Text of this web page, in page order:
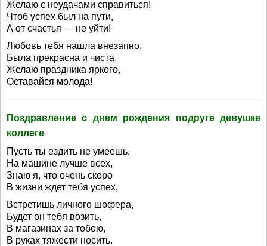
Желаю с неудачами справиться!
Чтоб успех был на пути,
А от счастья — не уйти!
Любовь тебя нашла внезапно,
Была прекрасна и чиста.
Желаю праздника яркого,
Оставайся молода!
Поздравление с днем рождения подруге девушке
коллеге
Пусть ты ездить не умеешь,
На машине лучше всех,
Знаю я, что очень скоро
В жизни ждет тебя успех,
Встретишь личного шофера,
Будет он тебя возить,
В магазинах за тобою,
В руках тяжести носить.